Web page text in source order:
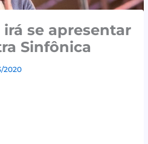
se apresentar
Sinfônica
2020